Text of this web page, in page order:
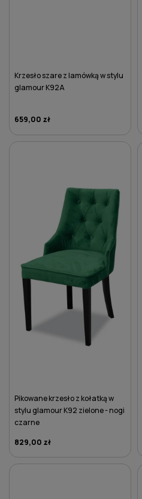
Krzesło szare z lamówką w stylu
glamour K92A
659,00 zł
Pikowane krzesło z kołatką w
stylu glamour K92 zielone - nogi
czarne
829,00 zł